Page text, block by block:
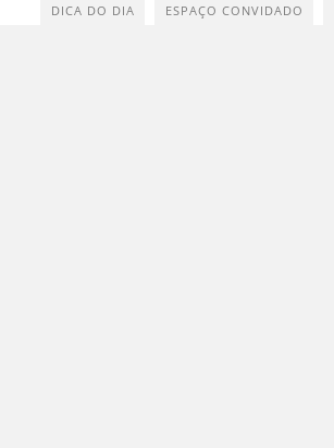
DICA DO DIA ESPAÇO CONVIDADO